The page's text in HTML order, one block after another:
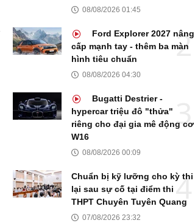
08/08/2026 01:45
Ford Explorer 2027 nâng
cấp mạnh tay - thêm ba màn
hình tiêu chuẩn
08/08/2026 04:30
Bugatti Destrier -
hypercar triệu đô "thửa"
riêng cho đại gia mê động cơ
W16
08/08/2026 00:09
Chuẩn bị kỹ lưỡng cho kỳ thi
lại sau sự cố tại điểm thi
THPT Chuyên Tuyên Quang
07/08/2026 23:32